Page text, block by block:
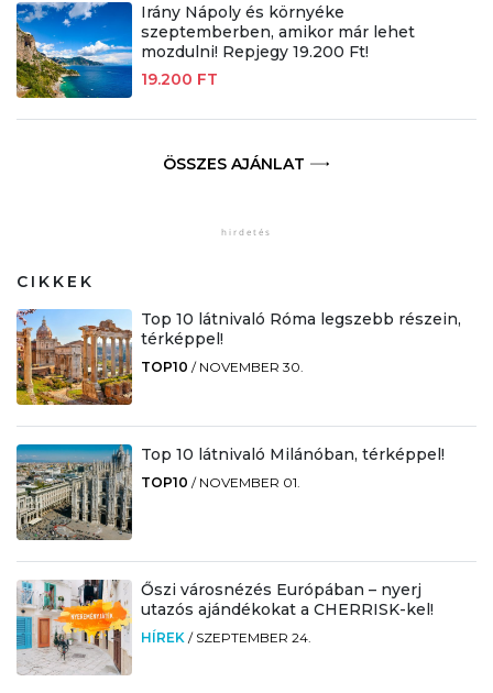
Irány Nápoly és környéke
szeptemberben, amikor már lehet
mozdulni! Repjegy 19.200 Ft!
19.200 FT
ÖSSZES AJÁNLAT
CIKKEK
Top 10 látnivaló Róma legszebb részein,
térképpel!
TOP10 / NOVEMBER 30.
Top 10 látnivaló Milánóban, térképpel!
TOP10 / NOVEMBER 01.
Őszi városnézés Európában – nyerj
utazós ajándékokat a CHERRISK-kel!
HÍREK / SZEPTEMBER 24.